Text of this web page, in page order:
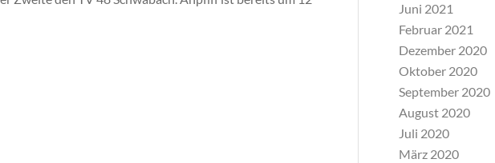
Juni 2021
Februar 2021
Dezember 2020
Oktober 2020
September 2020
August 2020
Juli 2020
März 2020